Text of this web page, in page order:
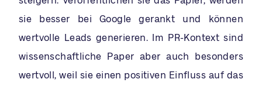
sie besser bei Google gerankt und können
wertvolle Leads generieren. Im PR-Kontext sind
wissenschaftliche Paper aber auch besonders
wertvoll, weil sie einen positiven Einfluss auf das